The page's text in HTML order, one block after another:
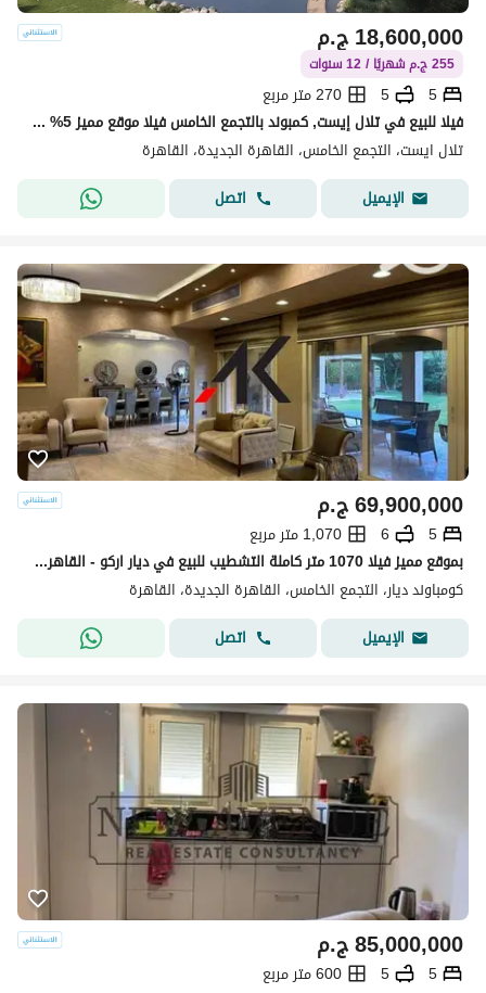
ج.م18,600,000
255 ج.م شهريًا / 12 سنوات
5
5
270 متر مربع
فيلا للبيع في تلال إيست, كمبوند بالتجمع الخامس فيلا موقع مميز 5% مقدم تلال ايست بجوار الجامعة الأمريكية باقساط على 8 سنوات
تلال ايست، التجمع الخامس، القاهرة الجديدة، القاهرة
الإيميل
اتصل
ج.م69,900,000
5
6
1,070 متر مربع
بموقع مميز فيلا 1070 متر كاملة التشطيب للبيع في ديار اركو - القاهرة الجديدة
كومباوند ديار، التجمع الخامس، القاهرة الجديدة، القاهرة
الإيميل
اتصل
ج.م85,000,000
5
5
600 متر مربع